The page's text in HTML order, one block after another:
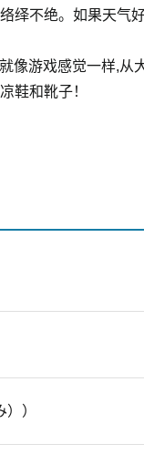
绎不绝。如果天气
像游戏感觉一样,从
鞋和靴子！
）